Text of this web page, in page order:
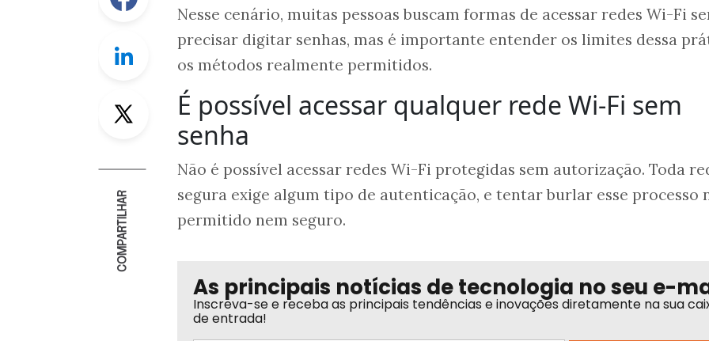
Linkedin
Twitter
COMPARTILHAR
Nesse cenário, muitas pessoas buscam formas de acessar redes Wi-Fi
precisar digitar senhas, mas é importante entender os limites dessa
os métodos realmente permitidos.
É possível acessar qualquer rede Wi-Fi sem
senha
Não é possível acessar redes Wi-Fi protegidas sem autorização. Toda
segura exige algum tipo de autenticação, e tentar burlar esse processo
permitido nem seguro.
As principais notícias de tecnologia no seu e-
Inscreva-se e receba as principais tendências e inovações diretamente na sua
de entrada!